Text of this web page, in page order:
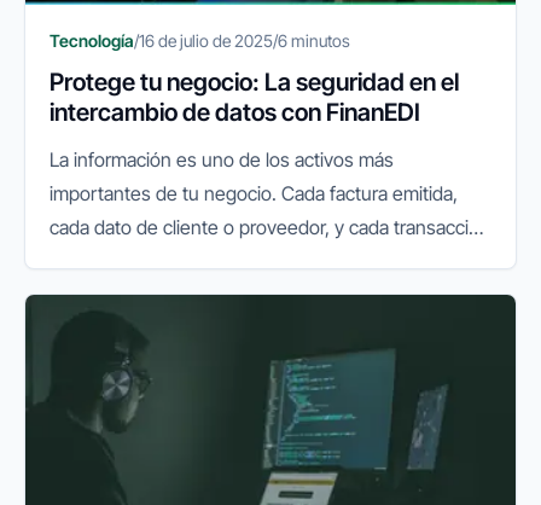
Tecnología/16 de julio de 2025/6 minutos
Protege tu negocio: La seguridad en el
intercambio de datos con FinanEDI
La información es uno de los activos más
importantes de tu negocio. Cada factura emitida,
cada dato de cliente o proveedor, y cada transacción
responsabilidad implícita...